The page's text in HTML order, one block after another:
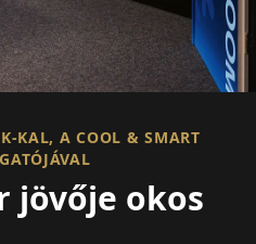
KAL, A COOL & SMART
jövője okos